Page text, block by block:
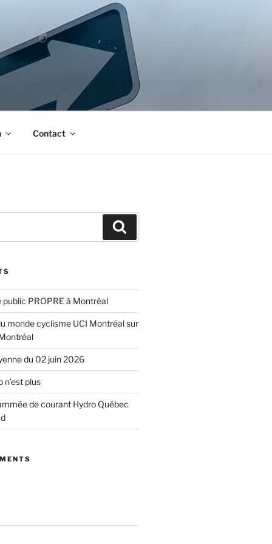
Contact
public PROPRE à Montréal
monde cyclisme UCI Montréal sur
du 02 juin 2026
n’est plus
de courant Hydro Québec